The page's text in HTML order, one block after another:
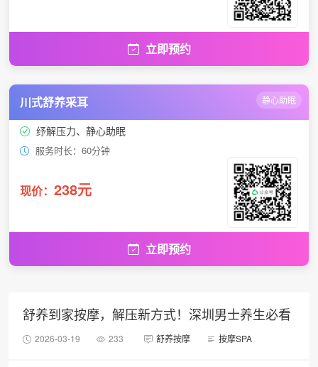
立即预约
川式舒养采耳 静心助眠
纾解压力、静心助眠
服务时长：60分钟
现价： 238元
立即预约
舒养到家按摩，解压新方式！深圳男士养生必看
2026-03-19 233 舒养按摩 按摩SPA